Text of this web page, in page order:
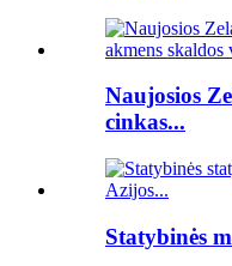
Naujosios
cinkas...
Statybinės